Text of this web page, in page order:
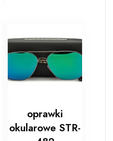
oprawki
okularowe STR-